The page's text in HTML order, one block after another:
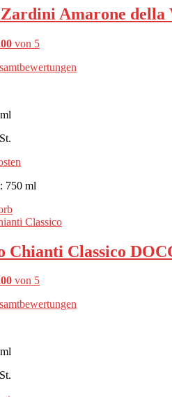
Amarone della
von 5
ml
750 ml
Chianti Classico
von 5
ml